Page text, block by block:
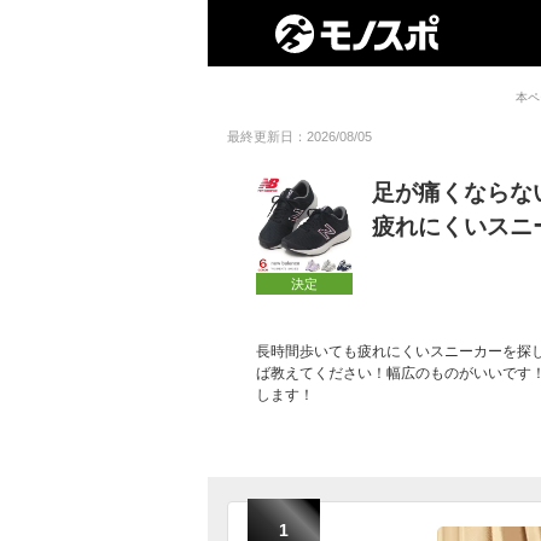
本
最終更新日：2026/08/05
決定
足が痛くなら
疲れにくいスニ
長時間歩いても疲れにくいスニーカーを探
ば教えてください！幅広のものがいいです
します！
1